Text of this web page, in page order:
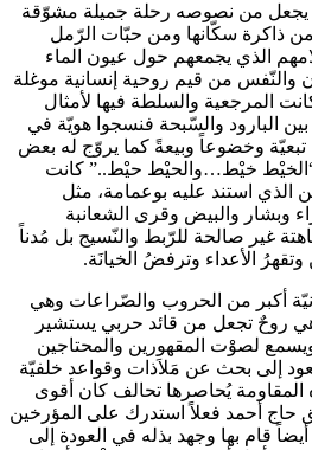
يجعل من نصوصه رحلة جميلة مشوّقة
من ذاكرة سكّانها ومن حبّات الرّمل
الذي يجمعهم حول عيون الماء
والنّفس من قيم روحية إنسانية موغلة
المرجعية والسلطة فيها لأمثال
البارود والسّبحة فنسجوا هويّة في
تبعيّة وخضوعاً وبيعةً كما يروّج له بعض
“الخيْط خيْط…والحيْط حيْط..” كانت
الذي استند عليه بوعمامة، مثل
وبشار والبيض وقرى الشعانبة
غير صالحة للرّبط والنّسيج بل مُدناً
الأعداء وترفضُ الخيانَة.
أكبر من الحروب والصّراعات وهي
هي روحٌ تجعل من قائد حربي يستشير
لصوْت المقهورين والمحتاجين
إلى بحث عن مَلاَذات وقواعد خلفيّة
المقاومة يُحاصرها تحالف كان أقوى
حاج أحمد فعلاً استدرك على المؤرخين
قام بها وجهد بذله في العودة إلى